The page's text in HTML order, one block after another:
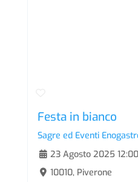
Festa in bianco
Sagre ed Eventi
23 Agosto 2025
10010, Piverone